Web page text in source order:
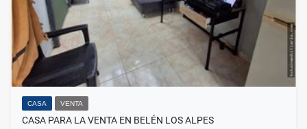
CASA VENTA
CASA PARA LA VENTA EN BELÉN LOS ALPES